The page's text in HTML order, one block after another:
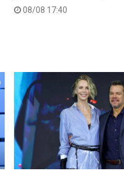
08/08 17:40